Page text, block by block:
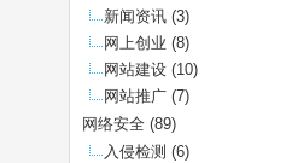
新闻资讯 (3)
网上创业 (8)
网站建设 (10)
网站推广 (7)
网络安全 (89)
入侵检测 (6)